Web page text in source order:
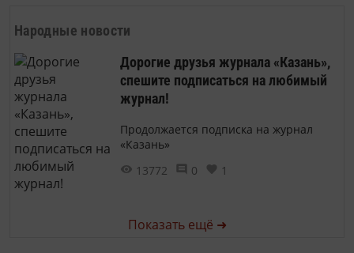
Народные новости
Дорогие друзья журнала «Казань»,
спешите подписаться на любимый
журнал!
Продолжается подписка на журнал
«Казань»
13772
0 1
Показать ещё ➜